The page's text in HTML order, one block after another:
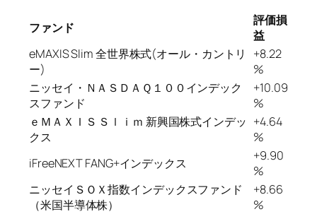
ファンド
評価損
益
eMAXIS Slim 全世界株式(オール・カントリ
ー)
+8.22
%
ニッセイ・ＮＡＳＤＡＱ１００インデック
スファンド
+10.09
%
ｅＭＡＸＩＳ Ｓｌｉｍ 新興国株式インデッ
クス
+4.64
%
iFreeNEXT FANG+インデックス
+9.90
%
ニッセイＳＯＸ指数インデックスファンド
（米国半導体株）
+8.66
%